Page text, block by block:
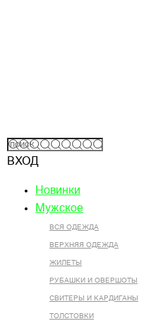
ВХОД
Новинки
Мужское
ВСЯ ОДЕЖДА
ВЕРХНЯЯ ОДЕЖДА
ЖИЛЕТЫ
РУБАШКИ И ОВЕРШОТЫ
СВИТЕРЫ И КАРДИГАНЫ
ТОЛСТОВКИ